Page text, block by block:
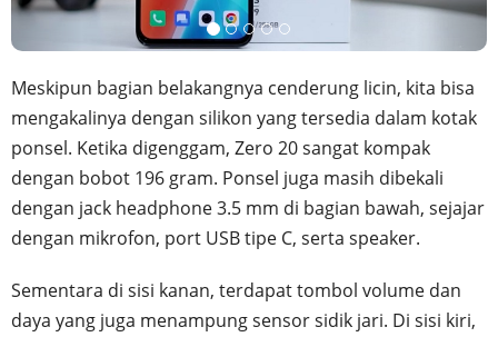
Meskipun bagian belakangnya cenderung licin, kita bisa
mengakalinya dengan silikon yang tersedia dalam kotak
ponsel. Ketika digenggam, Zero 20 sangat kompak
dengan bobot 196 gram. Ponsel juga masih dibekali
dengan jack headphone 3.5 mm di bagian bawah, sejajar
dengan mikrofon, port USB tipe C, serta speaker.
Sementara di sisi kanan, terdapat tombol volume dan
daya yang juga menampung sensor sidik jari. Di sisi kiri,